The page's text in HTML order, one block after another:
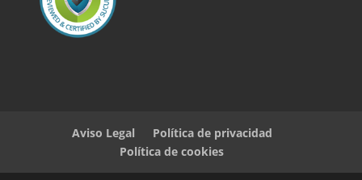
Aviso Legal
Política de privacidad
Política de cookies